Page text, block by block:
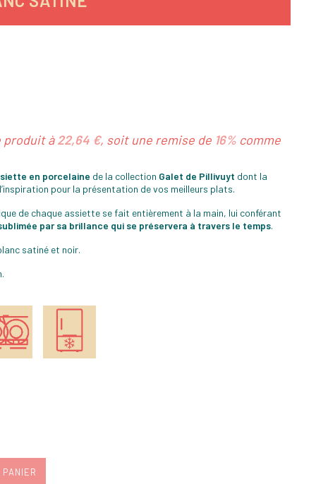
produit à22,64 €, soit une remise de 16% comme
en porcelaine de la collection Galet de Pillivuyt dont la
pour la présentation de vos meilleurs plats.
de chaque assiette se fait entièrement à la main, lui conférant
par sa brillance qui se préservera à travers le temps.
satiné et noir.